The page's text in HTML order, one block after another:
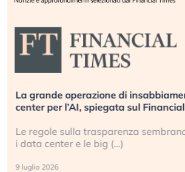
La grande operazione di
center per l’AI, spiegata sul
Le regole sulla trasparenza
i data center e le big (…)
9 luglio 2026